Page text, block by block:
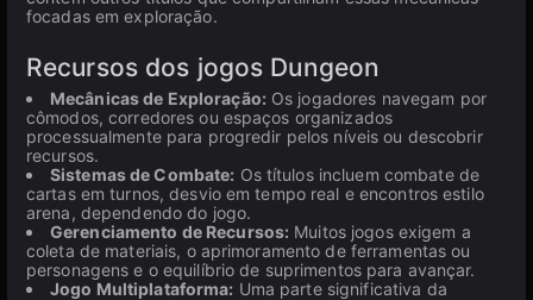
focadas em exploração.
Recursos dos jogos Dungeon
Mecânicas de Exploração: Os jogadores navegam por
cômodos, corredores ou espaços organizados
processualmente para progredir pelos níveis ou descobrir
recursos.
Sistemas de Combate: Os títulos incluem combate de
cartas em turnos, desvio em tempo real e encontros estilo
arena, dependendo do jogo.
Gerenciamento de Recursos: Muitos jogos exigem a
coleta de materiais, o aprimoramento de ferramentas ou
personagens e o equilíbrio de suprimentos para avançar.
Jogo Multiplataforma: Uma parte significativa da